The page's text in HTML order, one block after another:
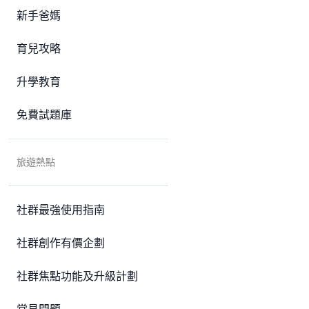
新手爸媽
育兒攻略
升學教育
免費試題庫
旅遊熱點
社群最強使用指南
社群創作有價企劃
社群焦點功能及升級計劃